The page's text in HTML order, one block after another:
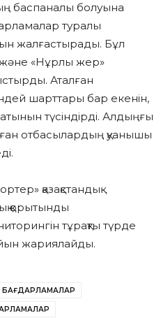
баспаналы болуына
туралы
жалғастырады. Бұл
және «Нұрлы жер»
Аталған
шарттары бар екенін,
түсіндірді. Алдыңғы
отбасылардың қуанышы
қазақстандық
қорытынды
тұрақты түрде
жариялайды.
БАҒДАРЛАМАЛАР